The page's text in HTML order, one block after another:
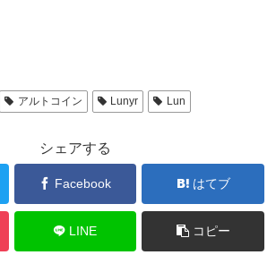
アルトコイン Lunyr Lun
シェアする
Facebook はてブ
LINE コピー